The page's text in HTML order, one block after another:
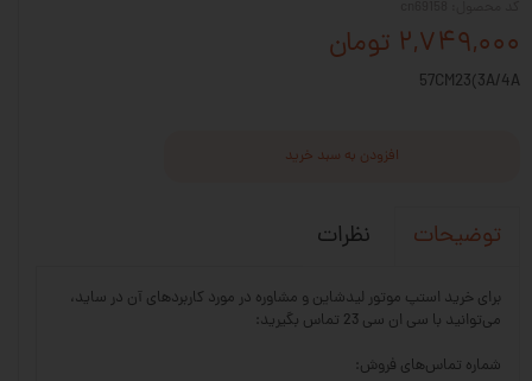
۲,۷۴۹,۰۰۰ تومان
57CM23(3A/4A
افزودن به سبد خرید
توضیحات نظرات
برای خرید استپ موتور لیدشاین و مشاوره در مورد کاربردهای آن در ساید،
می‌توانید با سی ان سی 23 تماس بگیرید:
شماره تماس‌های فروش: